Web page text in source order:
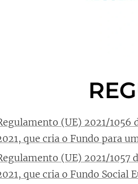
(UE) 2021/1056
que cria o Fundo para
(UE) 2021/1057
que cria o Fundo Social